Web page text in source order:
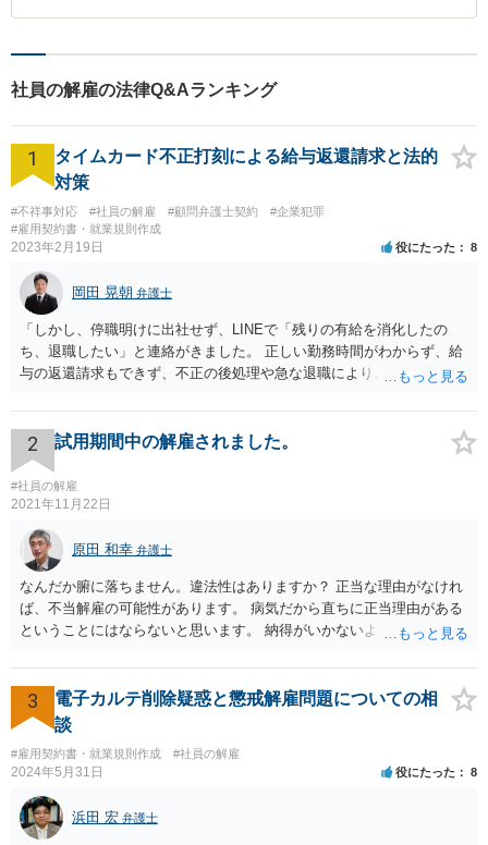
社員の解雇の法律Q&Aランキング
1
タイムカード不正打刻による給与返還請求と法的
対策
#不祥事対応 #社員の解雇 #顧問弁護士契約
#企業犯罪
#雇用契約書・就業規則作成
2023年2月19日 役にたった 8
岡田 晃朝 弁護士
「しかし、停職明けに出社せず、LINEで「残りの有給を消化したの
ち、退職したい」と連絡がきました。 正しい勤務時間がわからず、給
与の返還請求もできず、不正の後処理や急な退職により、社や他のス
状況です。」 大変悪質ですね。打刻場所のデータと、これまでのタイ
ムカードの虚偽を確認し、突き付けて責任を問題にすることになるで
しょう。 詐欺もありうるでしょうね。 「正しい時間がわからないとい
うタイムカード不正打刻による返還請求はどのようにおこなえばよい
でしょうか？」 想定できる虚偽を前提に、相手と協議して詰めればよ
いかと思います。 確実な記録があれば、それによるのがよいですが、
すべては不可能でしょうので。 相手の言動には早急には返事をせずに
弁護士と相談しながら、対応策を検討する方がよいでしょう。 また、
返還が難しい場合、損害賠償を請求する事はできますでしょうか？ 法
的には可能ですが、立証の問題があります。 協議でも問題にできそう
ですが、調停なども検討できるでしょう。 また、返還請求も損害賠償
上がります。 警察に相談されてもよい事案だとは思います。
2 試用期間中の解雇されました。
#社員の解雇
2021年11月22日
原田 和幸 弁護士
なんだか腑に落ちません。違法性はありますか？ 正当な理由がなけれ
ば、不当解雇の可能性があります。 病気だから直ちに正当理由がある
ということにはならないと思います。 納得がいかないようであれば、
ます。
3
電子カルテ削除疑惑と懲戒解雇問題についての相
談
#雇用契約書・就業規則作成 #社員の解雇
2024年5月31日 役にたった 8
浜田 宏 弁護士